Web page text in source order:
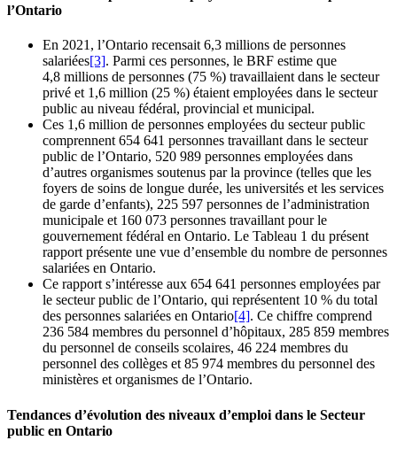
l’Ontario
En 2021, l’Ontario recensait 6,3 millions de personnes
salariées[3]. Parmi ces personnes, le BRF estime que
4,8 millions de personnes (75 %) travaillaient dans le secteur
privé et 1,6 million (25 %) étaient employées dans le secteur
public au niveau fédéral, provincial et municipal.
Ces 1,6 million de personnes employées du secteur public
comprennent 654 641 personnes travaillant dans le secteur
public de l’Ontario, 520 989 personnes employées dans
d’autres organismes soutenus par la province (telles que les
foyers de soins de longue durée, les universités et les services
de garde d’enfants), 225 597 personnes de l’administration
municipale et 160 073 personnes travaillant pour le
gouvernement fédéral en Ontario. Le Tableau 1 du présent
rapport présente une vue d’ensemble du nombre de personnes
salariées en Ontario.
Ce rapport s’intéresse aux 654 641 personnes employées par
le secteur public de l’Ontario, qui représentent 10 % du total
des personnes salariées en Ontario[4]. Ce chiffre comprend
236 584 membres du personnel d’hôpitaux, 285 859 membres
du personnel de conseils scolaires, 46 224 membres du
personnel des collèges et 85 974 membres du personnel des
ministères et organismes de l’Ontario.
Tendances d’évolution des niveaux d’emploi dans le Secteur
public en Ontario